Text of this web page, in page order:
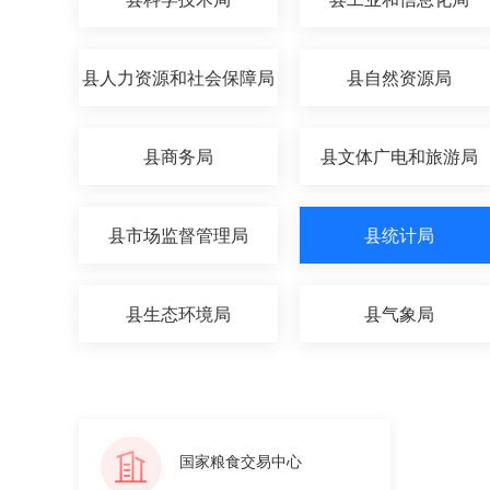
县人力资源和社会保障局 县自然资源局
县商务局 县文体广电和旅游局
县市场监督管理局 县统计局
县生态环境局 县气象局
国家粮食交易中心